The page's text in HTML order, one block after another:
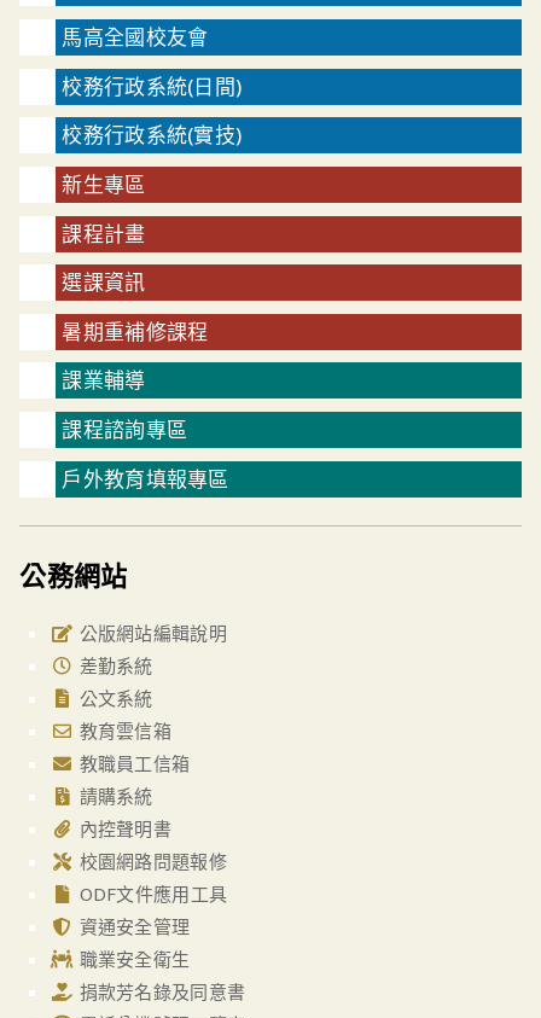
馬高全國校友會
校務行政系統(日間)
校務行政系統(實技)
新生專區
課程計畫
選課資訊
暑期重補修課程
課業輔導
課程諮詢專區
戶外教育填報專區
公務網站
公版網站編輯說明
差勤系統
公文系統
教育雲信箱
教職員工信箱
請購系統
內控聲明書
校園網路問題報修
ODF文件應用工具
資通安全管理
職業安全衛生
捐款芳名錄及同意書